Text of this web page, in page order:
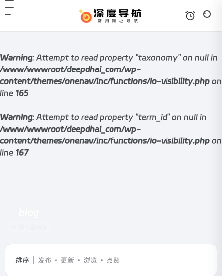
Warning: Attempt to read property "taxonomy" on null in
/www/wwwroot/deepdhai_com/wp-
content/themes/onenav/inc/functions/io-visibility.php on
line 165
Warning: Attempt to read property "term_id" on null in
/www/wwwroot/deepdhai_com/wp-
content/themes/onenav/inc/functions/io-visibility.php on
line 167
排序 发布 更新 浏览 点赞